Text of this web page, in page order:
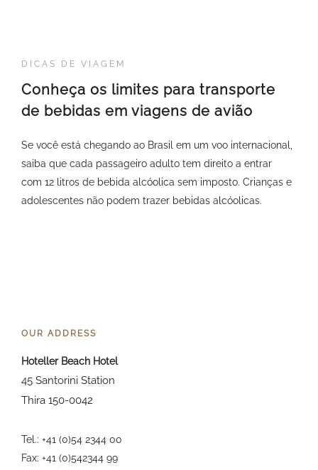
DICAS DE VIAGEM
Conheça os limites para transporte
de bebidas em viagens de avião
Se você está chegando ao Brasil em um voo internacional,
saiba que cada passageiro adulto tem direito a entrar
com 12 litros de bebida alcóolica sem imposto. Crianças e
adolescentes não podem trazer bebidas alcóolicas.
OUR ADDRESS
Hoteller Beach Hotel
45 Santorini Station
Thira 150-0042
Tel.: +41 (0)54 2344 00
Fax: +41 (0)542344 99